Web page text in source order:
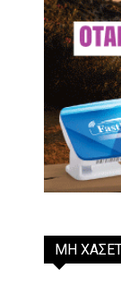
ΜΗ